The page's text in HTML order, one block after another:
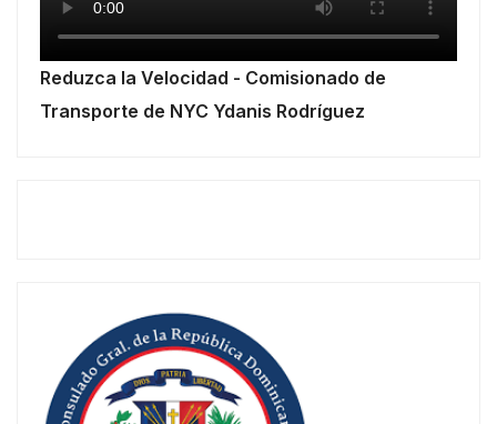
Reduzca la Velocidad - Comisionado de
Transporte de NYC Ydanis Rodríguez